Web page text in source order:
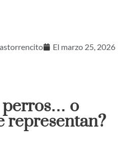
El marzo 25, 2026
perros… o
representan?